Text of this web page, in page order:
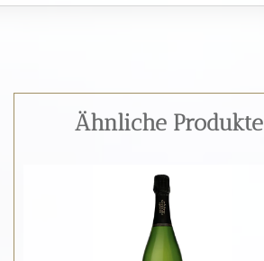
Ähnliche Produkte